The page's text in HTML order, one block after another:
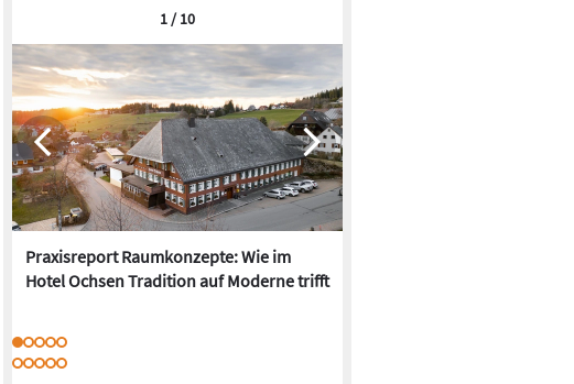
Praxisreport Raumkonzepte: Wie im
Hotel Ochsen Tradition auf Moderne trifft
1 / 10